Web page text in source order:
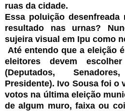
ruas da cidade.
Essa poluição desenfreada
resultado nas urnas?
sujeira visual em Ipu como
Até entendo que a eleição
eleitores devem
(Deputados,
Presidente). Ivo Sousa foi o
votos na última eleição
de algum muro, faixa ou